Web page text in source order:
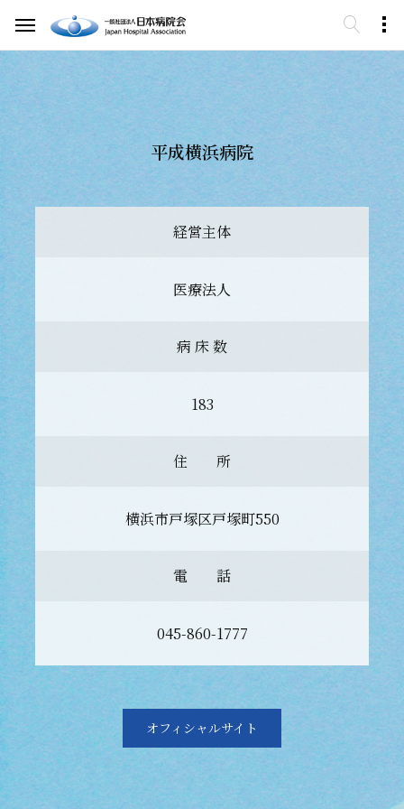
平成横浜病院
経営主体
医療法人
病 床 数
183
住 所
横浜市戸塚区戸塚町550
電 話
045-860-1777
オフィシャルサイト